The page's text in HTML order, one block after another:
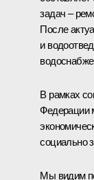
задач –
После
и
В рамках
Федерации
социально
Мы видим